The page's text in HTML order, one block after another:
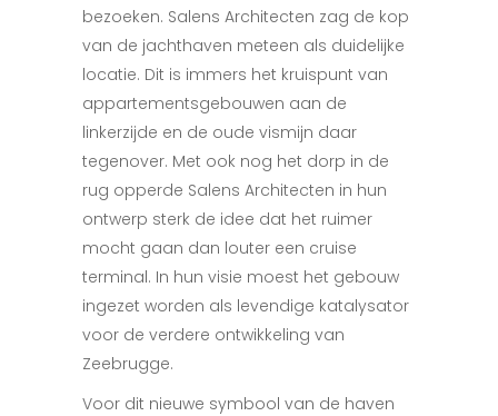
bezoeken. Salens Architecten zag de kop
van de jachthaven meteen als duidelijke
locatie. Dit is immers het kruispunt van
appartementsgebouwen aan de
linkerzijde en de oude vismijn daar
tegenover. Met ook nog het dorp in de
rug opperde Salens Architecten in hun
ontwerp sterk de idee dat het ruimer
mocht gaan dan louter een cruise
terminal. In hun visie moest het gebouw
ingezet worden als levendige katalysator
voor de verdere ontwikkeling van
Zeebrugge.
Voor dit nieuwe symbool van de haven